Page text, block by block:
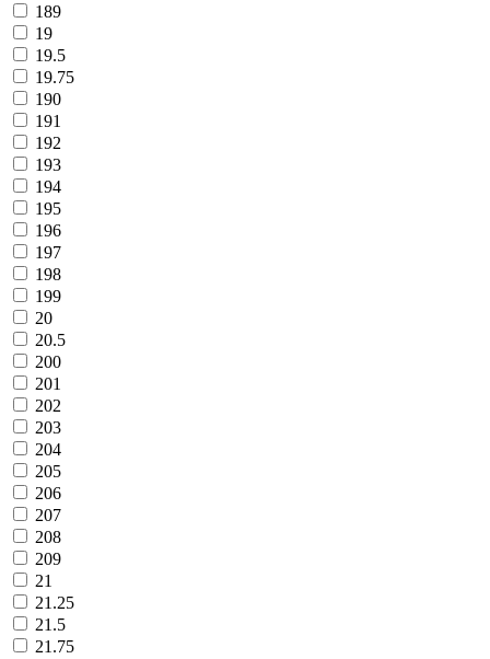
189
19
19.5
19.75
190
191
192
193
194
195
196
197
198
199
20
20.5
200
201
202
203
204
205
206
207
208
209
21
21.25
21.5
21.75